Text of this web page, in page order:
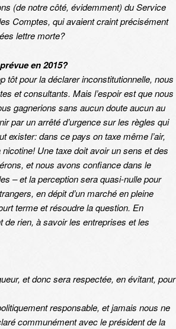
(de notre côté, évidemment) du Service
Comptes, qui avaient craint précisément
lettre morte?
en 2015?
tôt pour la déclarer inconstitutionnelle, nous
et consultants. Mais l’espoir est que nous
gagnerions sans aucun doute aucun au
par un arrêté d’urgence sur les règles qui
exister: dans ce pays on taxe même l’air,
Une taxe doit avoir un sens et des
et nous avons confiance dans le
– et la perception sera quasi-nulle pour
en dépit d’un marché en pleine
terme et résoudre la question. En
rien, à savoir les entreprises et les
et donc sera respectée, en évitant, pour
responsable, et jamais nous ne
communément avec le président de la